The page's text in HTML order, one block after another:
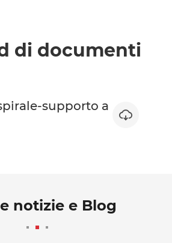
di documenti
supporto a

notizie e Blog